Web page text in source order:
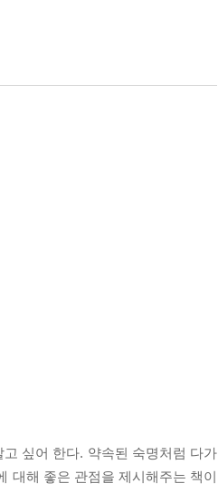
싶어 한다. 약속된 숙명처럼 다가
대해 좋은 관점을 제시해주는 책이